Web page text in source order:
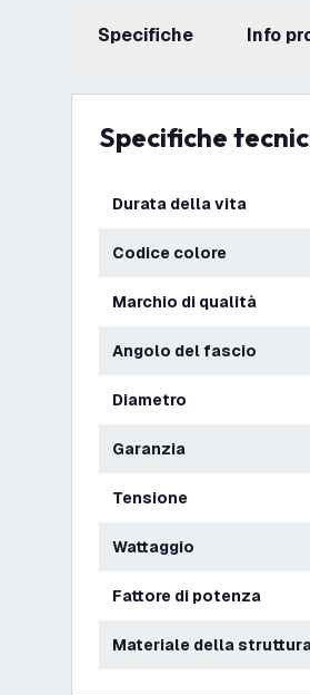
Specifiche info
Specifiche
Durata della vita
Codice colore
Marchio di qualità
Angolo del fascio
Diametro
Garanzia
Tensione
Wattaggio
Fattore di potenza
Materiale della